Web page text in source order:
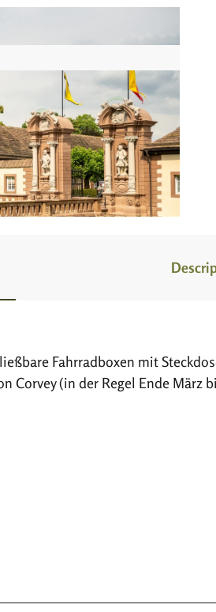
Fahrradboxen mit
(in der Regel Ende März